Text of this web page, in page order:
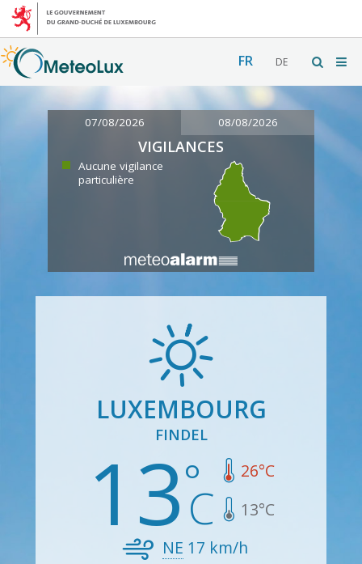
FR DE
07/08/2026 08/08/2026
VIGILANCES
Aucune vigilance
particulière
LUXEMBOURG
FINDEL
13 26°C
13°C
NE 17 km/h